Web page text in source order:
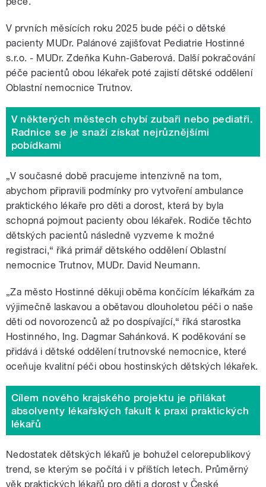
V prvních měsících roku 2025 bude péči o dětské
pacienty MUDr. Palánové zajišťovat Pediatrie Hostinné
s.r.o. - MUDr. Zdeňka Kuhn-Gaberová. Další pokračování
péče pacientů obou lékařek poté zajistí dětské oddělení
Oblastní nemocnice Trutnov.
V některých městech chybí zubaři nebo pediatři.
Radnice se je snaží získat nejrůznějšími
pobídkami
„V současné době pracujeme intenzivně na tom,
abychom připravili podmínky pro vytvoření ambulance
praktického lékaře pro děti a dorost, která by byla
schopná pojmout pacienty obou lékařek. Rodiče těchto
dětských pacientů následně vyzveme k možné
registraci,“ říká primář dětského oddělení Oblastní
nemocnice Trutnov, MUDr. David Neumann.
„Za město Hostinné děkuji oběma končícím lékařkám za
výjimečně laskavou a obětavou dlouholetou péči o naše
děti od novorozenců až po dospívající,“ říká starostka
Hostinného, Ing. Dagmar Sahánková. K poděkování se
přidává i dětské oddělení trutnovské nemocnice, které
oceňuje kvalitní péči obou hostinských dětských lékařek.
Cílem nového krajského projektu je přilákat
absolventy lékařských fakult k praxi praktických
lékařů
Nedostatek dětských lékařů je bohužel celorepublikový
trend, se kterým se počítá i v příštích letech. Průměrný
věk praktických lékařů pro děti a dorost v České